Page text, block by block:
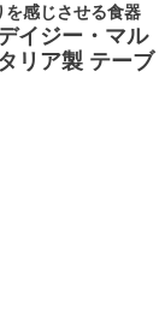
を感じさせる食器
イジー・マル
リア製 テーブ